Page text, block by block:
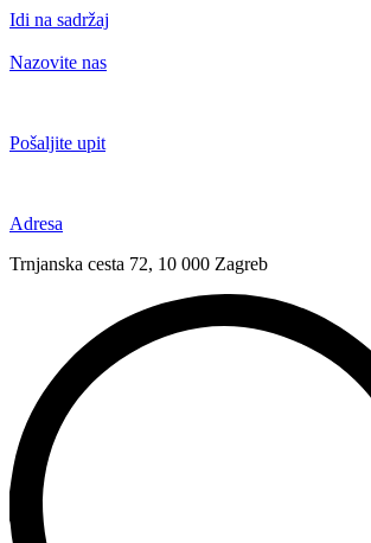
Idi na sadržaj
Nazovite nas
Pošaljite upit
Adresa
Trnjanska cesta 72, 10 000 Zagreb